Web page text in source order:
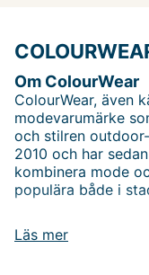
Läs mer
Om ColourWear
ColourWear, även
modevarumärke
och stilren
2010 och har
kombinera mode
populära både i
Grundandet